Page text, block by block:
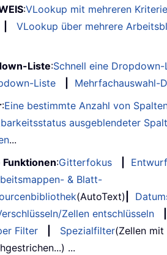
:VLookup mit mehreren
VLookup über mehrere
Liste:Schnell eine
Liste
Mehrfachauswahl-
:Eine bestimmte Anzahl von
ausgeblendeter
...
:Gitterfokus
Entwurf
& Blatt-
(AutoText)
Zellen entschlüsseln
Filter Spezialfilter(Zellen
...